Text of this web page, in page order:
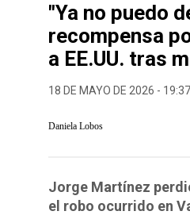
"Ya no puedo
recompensa
a EE.UU. tras
18 DE MAYO DE 2026 - 19:37
Daniela Lobos
Jorge Martínez
el robo ocurrido en